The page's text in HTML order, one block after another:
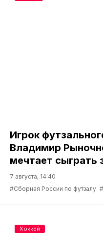
Игрок
Владимир
мечтает сыграть
7 августа, 14:40
#Сборная России по футзалу
Хоккей